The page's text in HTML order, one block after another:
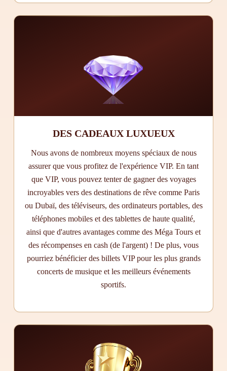
DES CADEAUX LUXUEUX
Nous avons de nombreux moyens spéciaux de nous
assurer que vous profitez de l'expérience VIP. En tant
que VIP, vous pouvez tenter de gagner des voyages
incroyables vers des destinations de rêve comme Paris
ou Dubaï, des téléviseurs, des ordinateurs portables, des
téléphones mobiles et des tablettes de haute qualité,
ainsi que d'autres avantages comme des Méga Tours et
des récompenses en cash (de l'argent) ! De plus, vous
pourriez bénéficier des billets VIP pour les plus grands
concerts de musique et les meilleurs événements
sportifs.